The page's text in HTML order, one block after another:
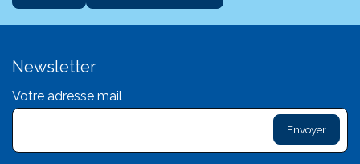
Newsletter
Votre adresse mail